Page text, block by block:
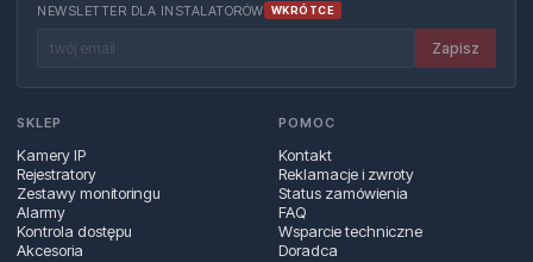
NEWSLETTER DLA INSTALATORÓW WKRÓTCE
Zapisz
SKLEP
Kamery IP
Rejestratory
Zestawy monitoringu
Alarmy
Kontrola dostępu
Akcesoria
POMOC
Kontakt
Reklamacje i zwroty
Status zamówienia
FAQ
Wsparcie techniczne
Doradca